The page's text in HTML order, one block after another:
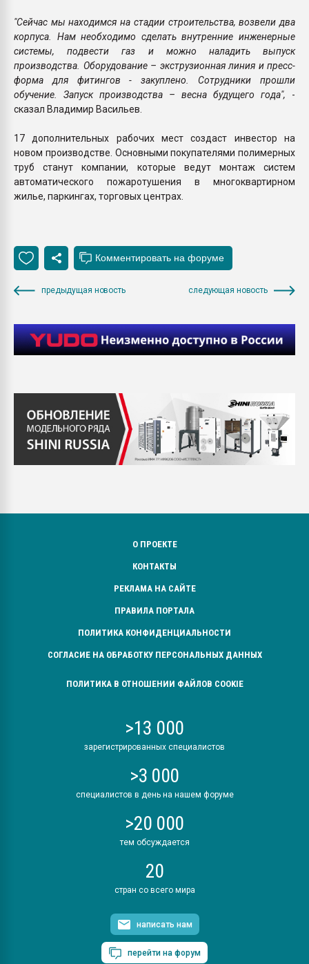
"Сейчас мы находимся на стадии строительства, возвели два
корпуса. Нам необходимо сделать внутренние инженерные
системы, подвести газ и можно наладить выпуск
производства. Оборудование – экструзионная линия и пресс-
форма для фитингов - закуплено. Сотрудники прошли
обучение. Запуск производства – весна будущего года", -
сказал Владимир Васильев.
17 дополнительных рабочих мест создаст инвестор на
новом производстве. Основными покупателями полимерных
труб станут компании, которые ведут монтаж систем
автоматического пожаротушения в многоквартирном
жилье, паркингах, торговых центрах.
предыдущая новость следующая новость
О ПРОЕКТЕ
КОНТАКТЫ
РЕКЛАМА НА САЙТЕ
ПРАВИЛА ПОРТАЛА
ПОЛИТИКА КОНФИДЕНЦИАЛЬНОСТИ
СОГЛАСИЕ НА ОБРАБОТКУ ПЕРСОНАЛЬНЫХ ДАННЫХ
ПОЛИТИКА В ОТНОШЕНИИ ФАЙЛОВ COOKIE
>13 000
зарегистрированных специалистов
>3 000
специалистов в день на нашем форуме
>20 000
тем обсуждается
20
стран со всего мира
написать нам
перейти на форум